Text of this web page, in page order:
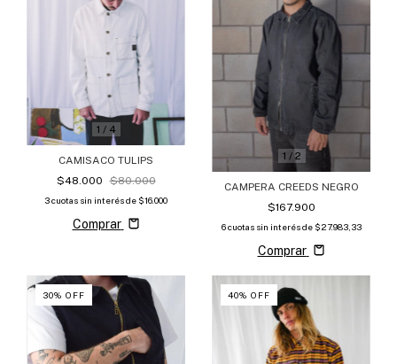
1 / 4
CAMISACO TULIPS
$48.000
$80.000
3cuotas sin interés de $16.000
Comprar
1 / 2
CAMPERA CREEDS NEGRO
$167.900
6 cuotas sin interés de $27.983,33
Comprar
30% OFF 40% OFF